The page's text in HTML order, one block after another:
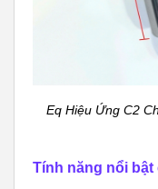
Eq Hiệu Ứng C2
Tính năng nổi bật